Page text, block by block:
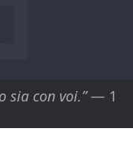
sia con voi.”— 1